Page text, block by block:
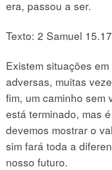
era, passou a ser.
Texto: 2 Samuel
Existem situações
adversas, muitas
fim, um caminho sem
está terminado, mas
devemos mostrar o
sim fará toda a
nosso futuro.